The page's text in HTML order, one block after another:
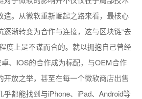
造。从微软重新崛起之路来看，最核心
逐渐转变为合作与连接，这与区块链“去
度上是不谋而合的。就以拥抱自己曾经
卓、IOS的合作成为标配，与OEM合作
开放之举，甚至在每一个微软商店出售
乎都能找到与iPhone、iPad、Android等